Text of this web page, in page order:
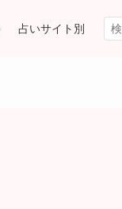
占いサイト別